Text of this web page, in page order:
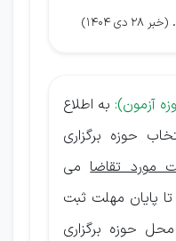
(خبر 28 دی 1404)
به اطلاع
حوزه برگزاری
تقاضامی
تا پایان مهلت ثبت
حوزه برگزاری